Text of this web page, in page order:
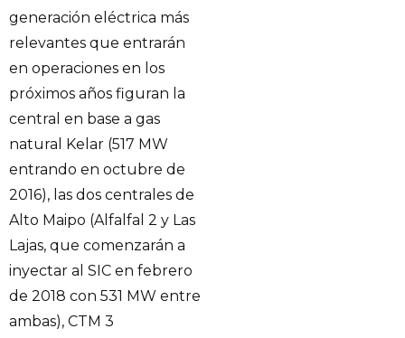
generación eléctrica más
relevantes que entrarán
en operaciones en los
próximos años figuran la
central en base a gas
natural Kelar (517 MW
entrando en octubre de
2016), las dos centrales de
Alto Maipo (Alfalfal 2 y Las
Lajas, que comenzarán a
inyectar al SIC en febrero
de 2018 con 531 MW entre
ambas), CTM 3